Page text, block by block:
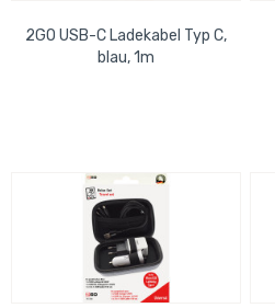
2GO USB-C Ladekabel Typ C,
blau, 1m